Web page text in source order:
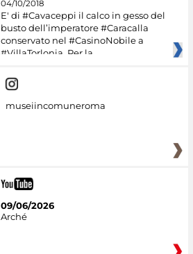
04/10/2018
E' di #Cavaceppi il calco in gesso del
busto dell’imperatore #Caracalla
conservato nel #CasinoNobile a
#VillaTorlonia. Per la
museiincomuneroma
09/06/2026
Arché